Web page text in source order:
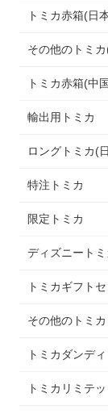
トミカ赤箱(日
その他のトミ
トミカ赤箱(中
輸出用トミカ
ロングトミカ(
特注トミカ
限定トミカ
ディズニートミ
トミカギフトセ
その他のトミカ
トミカダンディ
トミカリミテ